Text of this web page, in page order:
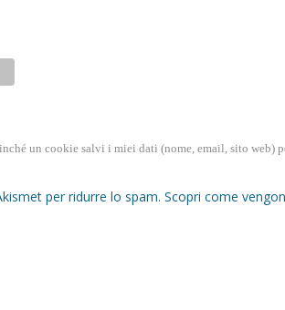
un cookie salvi i miei dati (nome, email, sito web)
per ridurre lo spam. Scopri come